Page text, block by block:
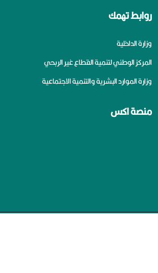
روابط تهمك
وزارة الداخلية
المركز الوطني لتنمية القطاع غير الربحي
وزارة الموارد البشرية والتنمية الاجتماعية
منصة اكس